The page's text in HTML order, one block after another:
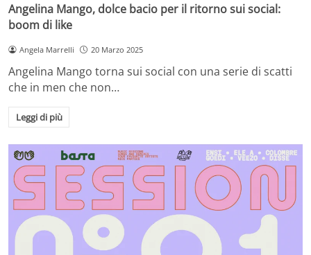
Angelina Mango, dolce bacio per il ritorno sui social:
boom di like
Angela Marrelli 20 Marzo 2025
Angelina Mango torna sui social con una serie di scatti
che in men che non…
Leggi di più